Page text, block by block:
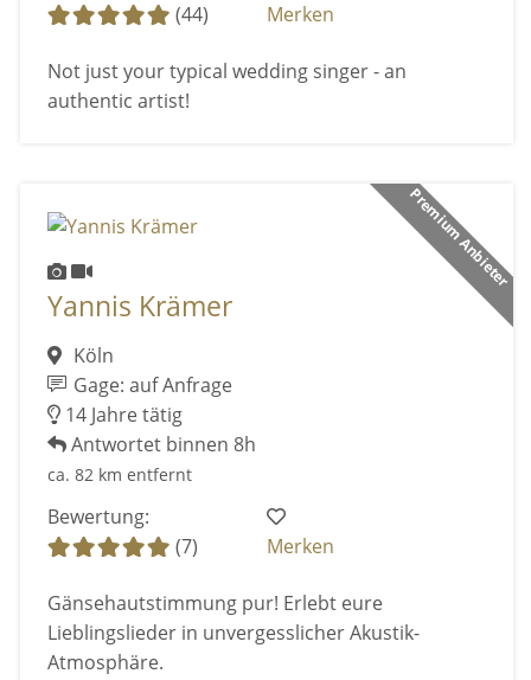
(44)
Merken
Not just your typical wedding singer - an
authentic artist!
Premium Anbieter
Yannis Krämer
Köln
Gage: auf Anfrage
14 Jahre tätig
Antwortet binnen 8h
ca. 82 km entfernt
Bewertung:
(7)
Merken
Gänsehautstimmung pur! Erlebt eure
Lieblingslieder in unvergesslicher Akustik-
Atmosphäre.